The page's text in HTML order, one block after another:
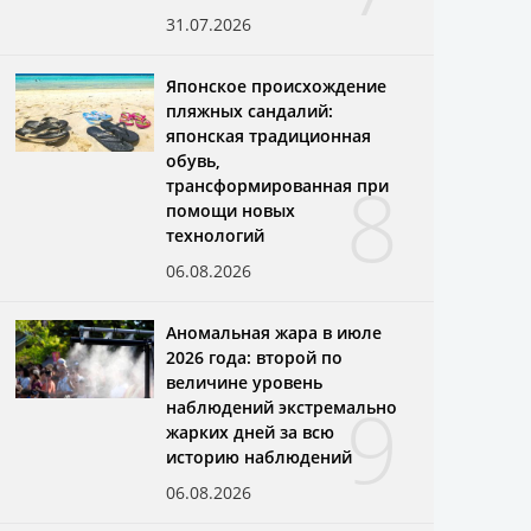
31.07.2026
8
Японское происхождение
пляжных сандалий:
японская традиционная
обувь,
трансформированная при
помощи новых
технологий
06.08.2026
9
Аномальная жара в июле
2026 года: второй по
величине уровень
наблюдений экстремально
жарких дней за всю
историю наблюдений
06.08.2026